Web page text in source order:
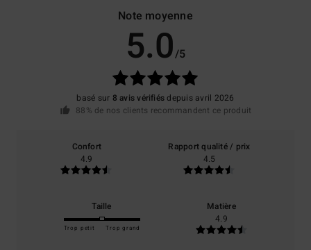
Note moyenne
5.0/5
basé sur 8 avis vérifiésdepuis avril 2026
88% de nos clients recommandent ce produit
Confort
4.9
Rapport qualité / prix
4.5
Taille
Trop petit Trop grand
Matière
4.9